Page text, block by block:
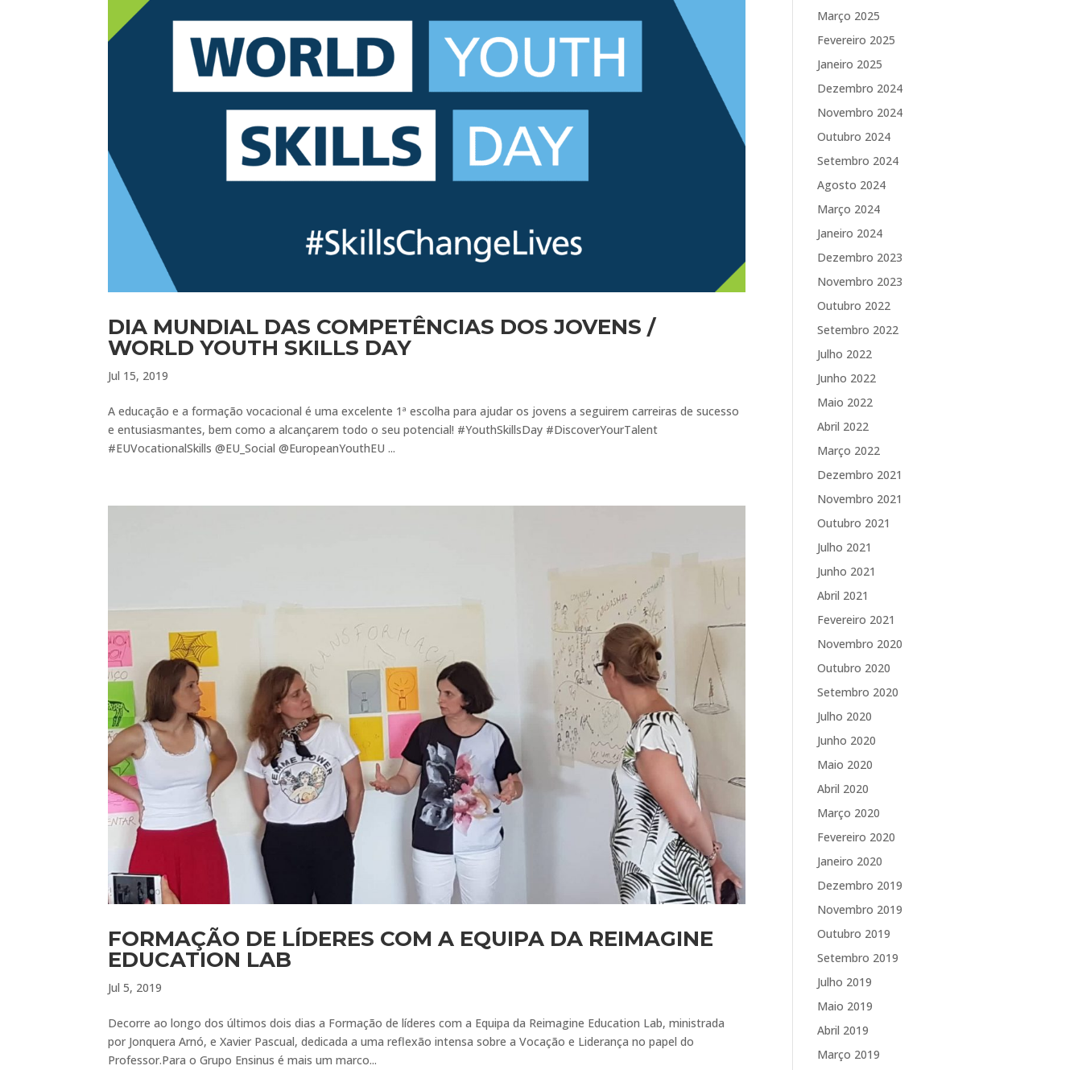
DIA MUNDIAL DAS COMPETÊNCIAS DOS JOVENS /
WORLD YOUTH SKILLS DAY
Jul 15, 2019
A educação e a formação vocacional é uma excelente 1ª escolha para ajudar os jovens a seguirem carreiras de sucesso
e entusiasmantes, bem como a alcançarem todo o seu potencial! #YouthSkillsDay #DiscoverYourTalent
#EUVocationalSkills @EU_Social @EuropeanYouthEU ...
FORMAÇÃO DE LÍDERES COM A EQUIPA DA REIMAGINE
EDUCATION LAB
Jul 5, 2019
Decorre ao longo dos últimos dois dias a Formação de líderes com a Equipa da Reimagine Education Lab, ministrada
por Jonquera Arnó, e Xavier Pascual, dedicada a uma reflexão intensa sobre a Vocação e Liderança no papel do
Professor.Para o Grupo Ensinus é mais um marco...
Março 2025
Fevereiro 2025
Janeiro 2025
Dezembro 2024
Novembro 2024
Outubro 2024
Setembro 2024
Agosto 2024
Março 2024
Janeiro 2024
Dezembro 2023
Novembro 2023
Outubro 2022
Setembro 2022
Julho 2022
Junho 2022
Maio 2022
Abril 2022
Março 2022
Dezembro 2021
Novembro 2021
Outubro 2021
Julho 2021
Junho 2021
Abril 2021
Fevereiro 2021
Novembro 2020
Outubro 2020
Setembro 2020
Julho 2020
Junho 2020
Maio 2020
Abril 2020
Março 2020
Fevereiro 2020
Janeiro 2020
Dezembro 2019
Novembro 2019
Outubro 2019
Setembro 2019
Julho 2019
Maio 2019
Abril 2019
Março 2019